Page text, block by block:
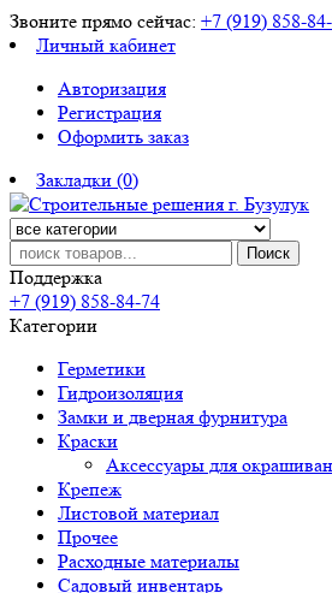
Звоните прямо сейчас: +7 (919) 858-
Личный кабинет
Авторизация
Регистрация
Оформить заказ
Закладки (0)
Поиск
Поддержка
+7 (919) 858-84-74
Категории
Герметики
Гидроизоляция
Замки и дверная фурнитура
Краски
Аксессуары для
Крепеж
Листовой материал
Прочее
Расходные материалы
Садовый инвентарь